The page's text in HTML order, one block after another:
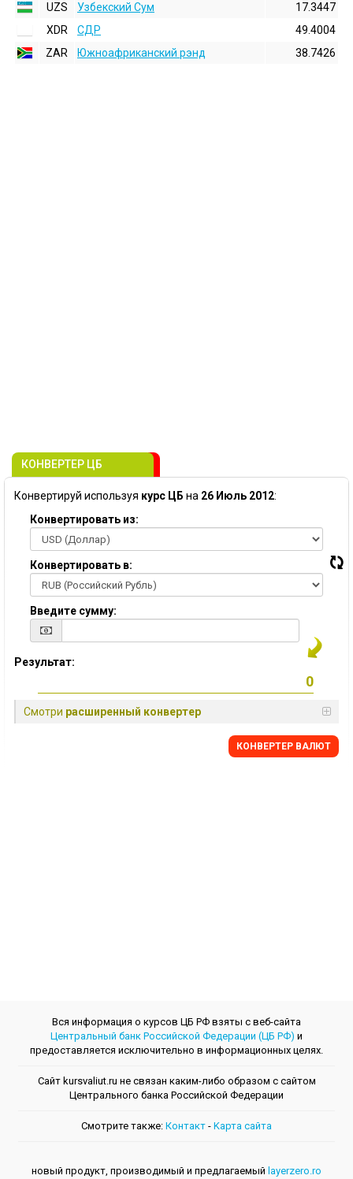
UZS
Узбекский Сум
17.3447
XDR
СДР
49.4004
ZAR
Южноафриканский рэнд 38.7426
КОНВЕРТЕР ЦБ
Конвертируй используя курс ЦБ на 26 Июль 2012:
Конвертировать из:
Конвертировать в:
Введите сумму:
Результат:
Смотри расширенный конвертер
КОНВЕРТЕР ВАЛЮТ
Вся информация о курсов ЦБ РФ взяты с веб-сайта
Центральный банк Российской Федерации (ЦБ РФ) и
предоставляется исключительно в информационных целях.
Сайт kursvaliut.ru не связан каким-либо образом с сайтом
Центрального банкa Российской Федерации
Смотрите также: Контакт - Kарта сайта
новый продукт, производимый и предлагаемый layerzero.ro